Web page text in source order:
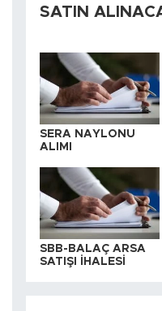
SATIN
SERA NAYLONU
ALIMI
SBB-BALAÇ ARSA
SATIŞI İHALESİ